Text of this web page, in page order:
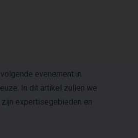
evenement in
In dit artikel zullen we
expertisegebieden en